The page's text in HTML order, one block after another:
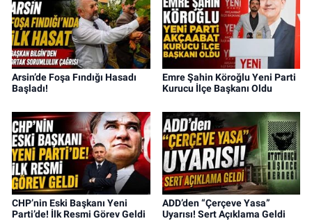
Arsin’de Foşa Fındığı Hasadı
Başladı!
Emre Şahin Köroğlu Yeni Parti
Kurucu İlçe Başkanı Oldu
CHP’nin Eski Başkanı Yeni
Parti’de! İlk Resmi Görev Geldi
ADD’den “Çerçeve Yasa”
Uyarısı! Sert Açıklama Geldi